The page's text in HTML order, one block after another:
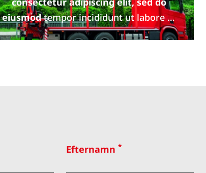
eiusmodtempor incididunt ut labore et
dolore magna aliqua.
Efternamn *